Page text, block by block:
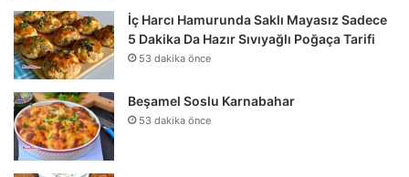
İç Harcı Hamurunda Saklı Mayasız Sadece
5 Dakika Da Hazır Sıvıyağlı Poğaça Tarifi
53 dakika önce
Beşamel Soslu Karnabahar
53 dakika önce